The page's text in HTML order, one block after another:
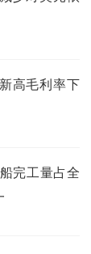
高毛利率下
完工量占全